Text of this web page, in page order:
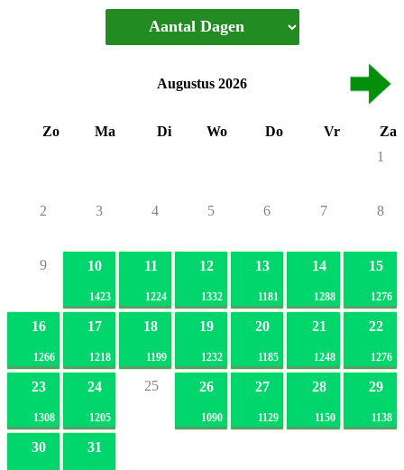
Augustus 2026
Zo Ma Di Wo Do Vr
Za
1
2 3 4 5 6 7 8
9 10
1423
11
1224
12
1332
13
1181
14
1288
15
1276
16
1266
17
1218
18
1199
19
1232
20
1185
21
1248
22
1276
23
1308
24
1205
25 26
1090
27
1129
28
1150
29
1138
30 31